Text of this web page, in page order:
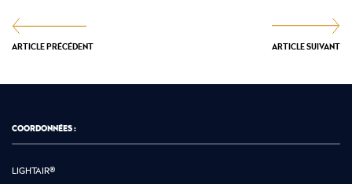
ARTICLE PRÉCÉDENT ARTICLE SUIVANT
COORDONNÉES :
LIGHTAIR®